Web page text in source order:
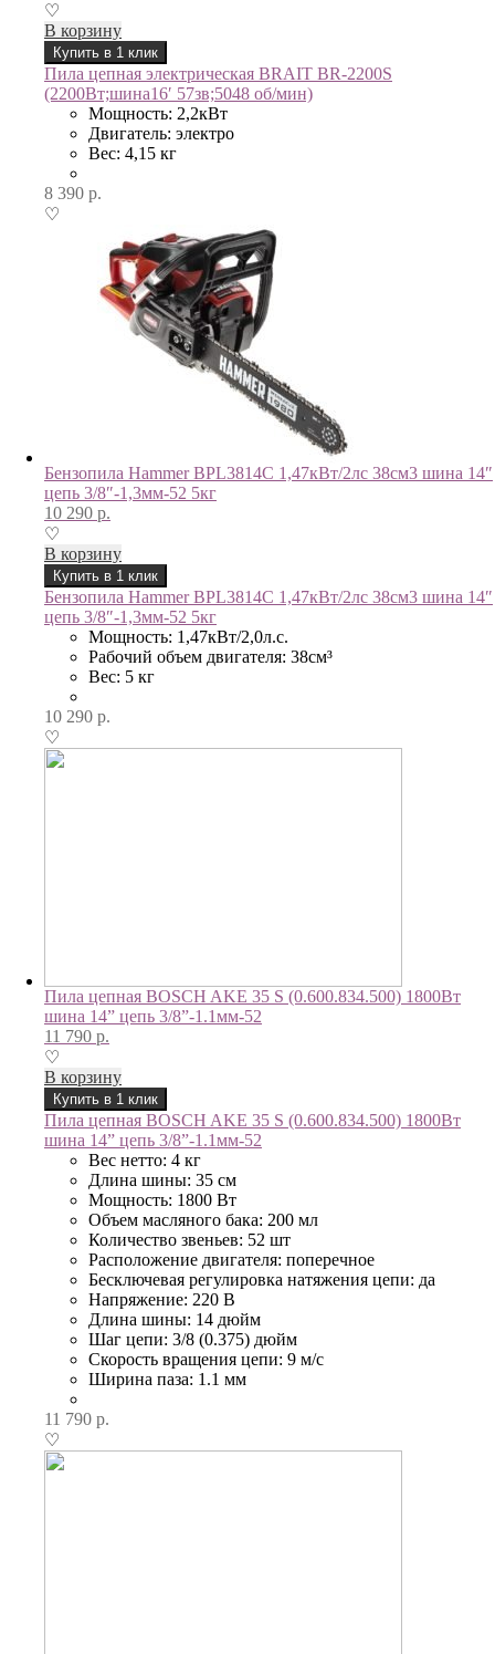
♡
В корзину
Купить в 1 клик
Пила цепная электрическая BRAIT BR-2200S
(2200Вт;шина16′ 57зв;5048 об/мин)
Мощность: 2,2кВт
Двигатель: электро
Вес: 4,15 кг
8 390 р.
♡
Бензопила Hammer BPL3814C 1,47кВт/2лс 38см3 шина 14″
цепь 3/8″-1,3мм-52 5кг
10 290 р.
♡
В корзину
Купить в 1 клик
Бензопила Hammer BPL3814C 1,47кВт/2лс 38см3 шина 14″
цепь 3/8″-1,3мм-52 5кг
Мощность: 1,47кВт/2,0л.с.
Рабочий объем двигателя: 38см³
Вес: 5 кг
10 290 р.
♡
Пила цепная BOSCH AKE 35 S (0.600.834.500) 1800Вт
шина 14” цепь 3/8”-1.1мм-52
11 790 р.
♡
В корзину
Купить в 1 клик
Пила цепная BOSCH AKE 35 S (0.600.834.500) 1800Вт
шина 14” цепь 3/8”-1.1мм-52
Вес нетто: 4 кг
Длина шины: 35 см
Мощность: 1800 Вт
Объем масляного бака: 200 мл
Количество звеньев: 52 шт
Расположение двигателя: поперечное
Бесключевая регулировка натяжения цепи: да
Напряжение: 220 В
Длина шины: 14 дюйм
Шаг цепи: 3/8 (0.375) дюйм
Скорость вращения цепи: 9 м/с
Ширина паза: 1.1 мм
11 790 р.
♡